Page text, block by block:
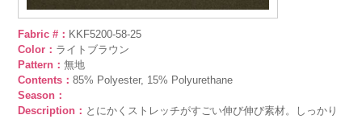
Fabric #： KKF5200-58-25
Color： ライトブラウン
Pattern：無地
Contents：85% Polyester, 15% Polyurethane
Season：
Description： とにかくストレッチがすごい伸び伸び素材。しっかり